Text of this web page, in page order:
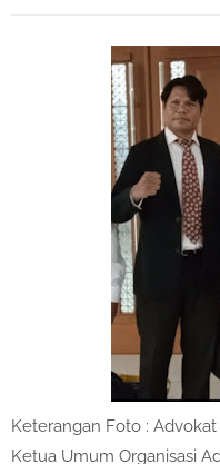
Keterangan Foto : Advokat
Ketua Umum Organisasi